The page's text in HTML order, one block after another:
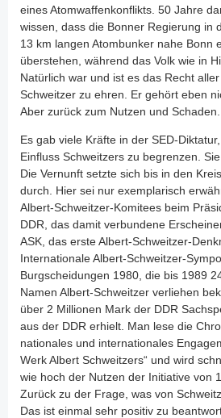
eines Atomwaffenkonflikts. 50 Jahre
wissen, dass die Bonner Regierung in
13 km langen Atombunker nahe Bonn
überstehen, während das Volk wie in
Natürlich war und ist es das Recht
Schweitzer zu ehren. Er gehört eben
Aber zurück zum Nutzen und Schaden.
Es gab viele Kräfte in der SED-
Einfluss Schweitzers zu begrenzen.
Die Vernunft setzte sich bis in den
durch. Hier sei nur exemplarisch
Albert-Schweitzer-Komitees beim
DDR, das damit verbundene
ASK, das erste Albert-Schweitzer-
Internationale Albert-Schweitzer-
Burgscheidungen 1980, die bis 1989
Namen Albert-Schweitzer verliehen
über 2 Millionen Mark der DDR
aus der DDR erhielt. Man lese die
nationales und internationales
Werk Albert Schweitzers“ und wird
wie hoch der Nutzen der Initiative von
Zurück zu der Frage, was von
Das ist einmal sehr positiv zu